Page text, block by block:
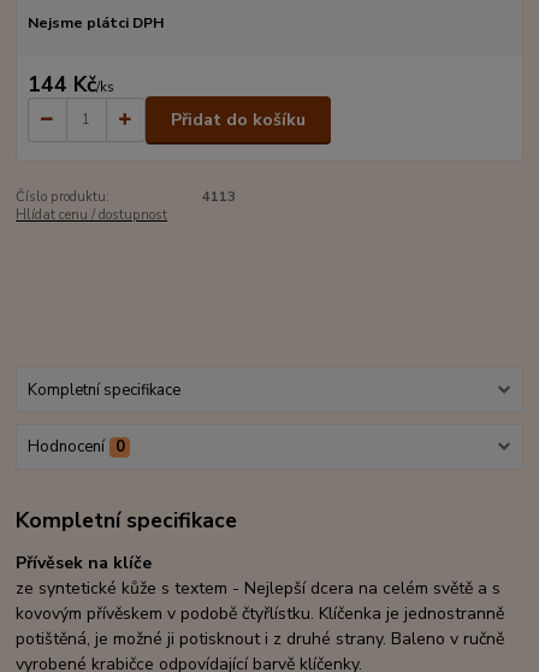
Nejsme plátci DPH
144 Kč/ks
Přidat do košíku
Číslo produktu:
4113
Hlídat cenu / dostupnost
Kompletní specifikace
Hodnocení 0
Kompletní specifikace
Přívěsek na klíče
ze syntetické kůže s textem - Nejlepší dcera na celém světě a s
kovovým přívěskem v podobě čtyřlístku. Klíčenka je jednostranně
potištěná, je možné ji potisknout i z druhé strany. Baleno v ručně
vyrobené krabičce odpovídající barvě klíčenky.